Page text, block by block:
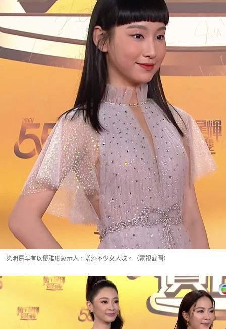
炎明熹罕有以優雅形象示人，增添不少女人味。（電視截圖）